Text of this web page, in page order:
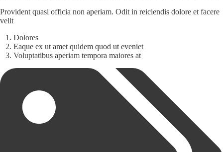
Provident quasi officia non aperiam. Odit in reiciendis dolore et facere
velit
Dolores
Eaque ex ut amet quidem quod ut eveniet
Voluptatibus aperiam tempora maiores at
Tags: